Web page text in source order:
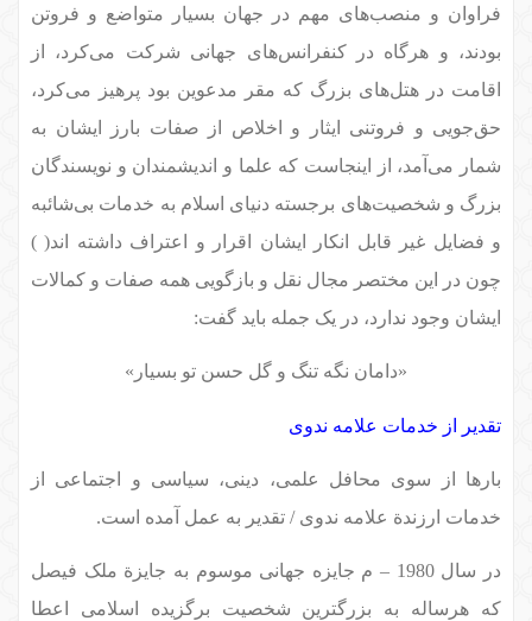
فراوان و منصب‌های مهم در جهان بسیار متواضع و فروتن
بودند، و هرگاه در کنفرانس‌های جهانی شرکت می‌کرد، از
اقامت در هتل‌های بزرگ که مقر مدعوین بود پرهیز می‌کرد،
حق‌جویی و فروتنی ایثار و اخلاص از صفات بارز ایشان به
شمار می‌آمد، از اینجاست که علما و اندیشمندان و نویسندگان
بزرگ و شخصیت‌های برجسته دنیای اسلام به خدمات بی‌شائبه
و فضایل غیر قابل انکار ایشان اقرار و اعتراف داشته اند( )
چون در این مختصر مجال نقل و بازگویی همه صفات و کمالات
ایشان وجود ندارد، در یک جمله باید گفت:
«دامان نگه تنگ و گل حسن تو بسیار»
تقدیر از خدمات علامه ندوی
بارها از سوی محافل علمی، دینی، سیاسی و اجتماعی از
خدمات ارزندة علامه ندوی / تقدیر به عمل آمده است.
در سال 1980 – م جایزه جهانی موسوم به جایزة ملک فیصل
که هرساله به بزرگترین شخصیت برگزیده اسلامی اعطا